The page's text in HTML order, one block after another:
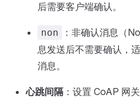
后需要客户端确认。
non
：非确认消息（
息发送后不需要确认，
消息。
心跳间隔 ：设置 CoAP 网